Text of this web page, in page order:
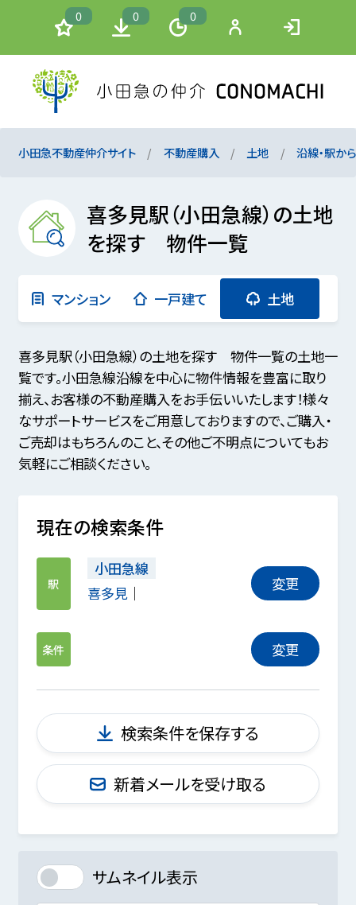
0 0 0
小田急不動産仲介サイト 不動産購入 土地 沿線・駅か
喜多見駅（小田急線）の土地
を探す 物件一覧
マンション 一戸建て 土地
喜多見駅（小田急線）の土地を探す 物件一覧の土地一
覧です。小田急線沿線を中心に物件情報を豊富に取り
揃え、お客様の不動産購入をお手伝いいたします！様々
なサポートサービスをご用意しておりますので、ご購入・
ご売却はもちろんのこと、その他ご不明点についてもお
気軽にご相談ください。
現在の検索条件
駅
小田急線
喜多見
変更
条件 変更
検索条件を保存する
新着メールを受け取る
サムネイル表示